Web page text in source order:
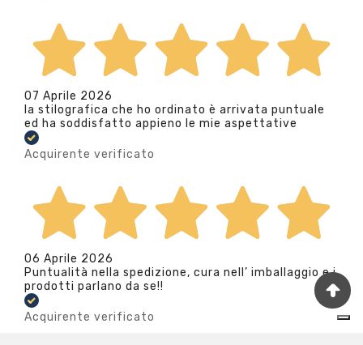
07 Aprile 2026
la stilografica che ho ordinato è arrivata puntuale
ed ha soddisfatto appieno le mie aspettative
Acquirente verificato
06 Aprile 2026
Puntualità nella spedizione, cura nell’ imballaggio e i
prodotti parlano da se!!
Acquirente verificato